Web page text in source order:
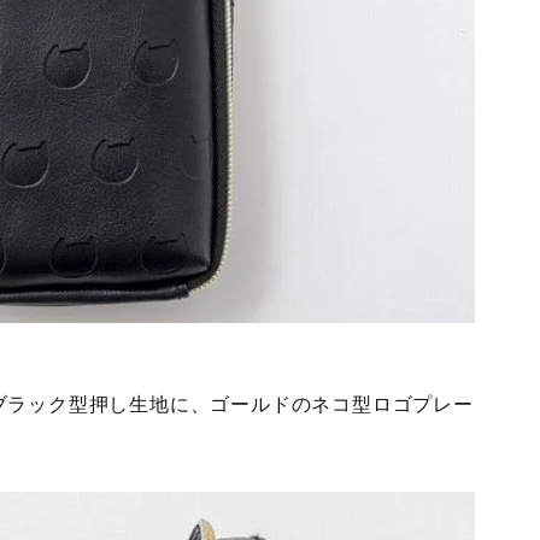
ック型押し生地に、ゴールドのネコ型ロゴプレー